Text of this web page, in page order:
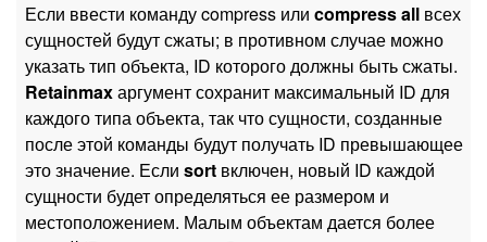
Если ввести команду compress или compress all всех
сущностей будут сжаты; в противном случае можно
указать тип объекта, ID которого должны быть сжаты.
Retainmaxаргумент сохранит максимальный ID для
каждого типа объекта, так что сущности, созданные
после этой команды будут получать ID превышающее
это значение. Если sort включен, новый ID каждой
сущности будет определяться ее размером и
местоположением. Малым объектам дается более